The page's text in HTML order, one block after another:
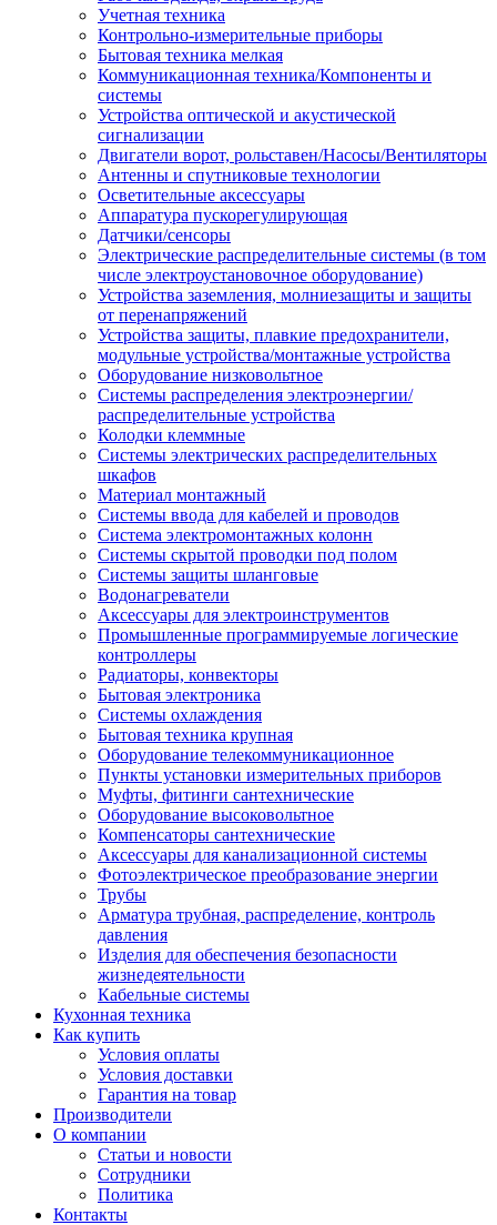
Учетная техника
Контрольно-измерительные приборы
Бытовая техника мелкая
Коммуникационная техника/Компоненты и
системы
Устройства оптической и акустической
сигнализации
Двигатели ворот, рольставен/Насосы/Вентиляторы
Антенны и спутниковые технологии
Осветительные аксессуары
Аппаратура пускорегулирующая
Датчики/сенсоры
Электрические распределительные системы (в том
числе электроустановочное оборудование)
Устройства заземления, молниезащиты и защиты
от перенапряжений
Устройства защиты, плавкие предохранители,
модульные устройства/монтажные устройства
Оборудование низковольтное
Системы распределения электроэнергии/
распределительные устройства
Колодки клеммные
Системы электрических распределительных
шкафов
Материал монтажный
Системы ввода для кабелей и проводов
Система электромонтажных колонн
Системы скрытой проводки под полом
Системы защиты шланговые
Водонагреватели
Аксессуары для электроинструментов
Промышленные программируемые логические
контроллеры
Радиаторы, конвекторы
Бытовая электроника
Системы охлаждения
Бытовая техника крупная
Оборудование телекоммуникационное
Пункты установки измерительных приборов
Муфты, фитинги сантехнические
Оборудование высоковольтное
Компенсаторы сантехнические
Аксессуары для канализационной системы
Фотоэлектрическое преобразование энергии
Трубы
Арматура трубная, распределение, контроль
давления
Изделия для обеспечения безопасности
жизнедеятельности
Кабельные системы
Кухонная техника
Как купить
Условия оплаты
Условия доставки
Гарантия на товар
Производители
О компании
Статьи и новости
Сотрудники
Политика
Контакты